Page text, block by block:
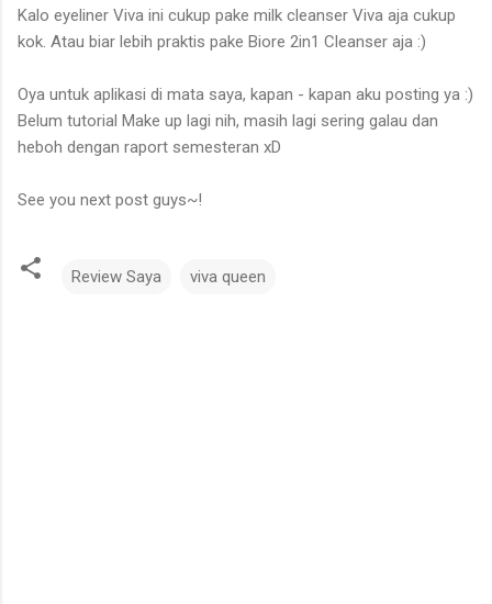
Kalo eyeliner Viva ini cukup pake milk cleanser Viva aja cukup
kok. Atau biar lebih praktis pake Biore 2in1 Cleanser aja :)
Oya untuk aplikasi di mata saya, kapan - kapan aku posting ya :)
Belum tutorial Make up lagi nih, masih lagi sering galau dan
heboh dengan raport semesteran xD
See you next post guys~!
Review Saya viva queen